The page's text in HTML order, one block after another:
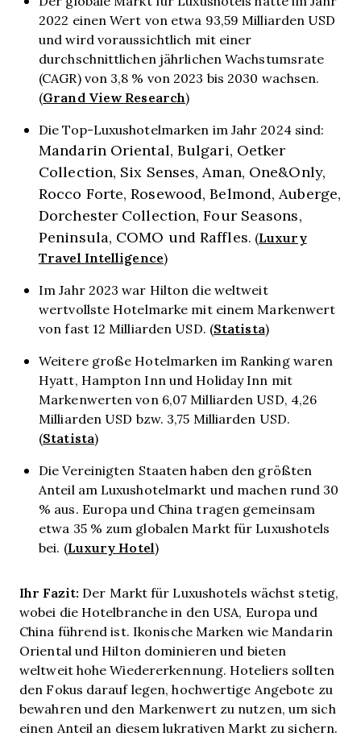
2022 einen Wert von etwa 93,59 Milliarden USD
und wird voraussichtlich mit einer
durchschnittlichen jährlichen Wachstumsrate
(CAGR) von 3,8 % von 2023 bis 2030 wachsen.
(Grand View Research)
Die Top-Luxushotelmarken im Jahr 2024 sind:
Mandarin Oriental, Bulgari, Oetker
Collection, Six Senses, Aman, One&Only,
Rocco Forte, Rosewood, Belmond, Auberge,
Dorchester Collection, Four Seasons,
Peninsula, COMO und Raffles. (Luxury
Travel Intelligence)
Im Jahr 2023 war Hilton die weltweit
wertvollste Hotelmarke mit einem Markenwert
von fast 12 Milliarden USD. (Statista)
Weitere große Hotelmarken im Ranking waren
Hyatt, Hampton Inn und Holiday Inn mit
Markenwerten von 6,07 Milliarden USD, 4,26
Milliarden USD bzw. 3,75 Milliarden USD.
(Statista)
Die Vereinigten Staaten haben den größten
Anteil am Luxushotelmarkt und machen rund 30
% aus. Europa und China tragen gemeinsam
etwa 35 % zum globalen Markt für Luxushotels
bei. (Luxury Hotel)
Ihr Fazit: Der Markt für Luxushotels wächst stetig,
wobei die Hotelbranche in den USA, Europa und
China führend ist. Ikonische Marken wie Mandarin
Oriental und Hilton dominieren und bieten
weltweit hohe Wiedererkennung. Hoteliers sollten
den Fokus darauf legen, hochwertige Angebote zu
bewahren und den Markenwert zu nutzen, um sich
einen Anteil an diesem lukrativen Markt zu sichern.